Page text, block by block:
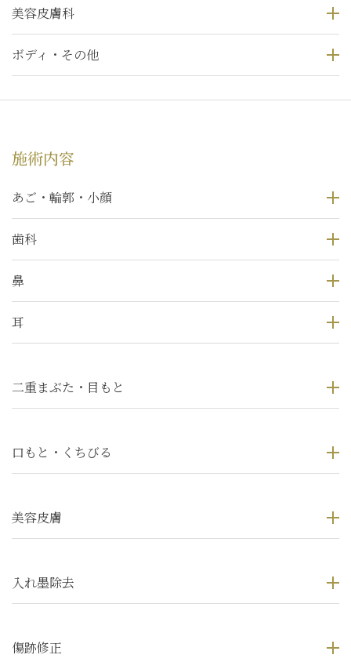
美容皮膚科
ボディ・その他
施術内容
あご・輪郭・小顔
歯科
鼻
耳
二重まぶた・目もと
口もと・くちびる
美容皮膚
入れ墨除去
傷跡修正